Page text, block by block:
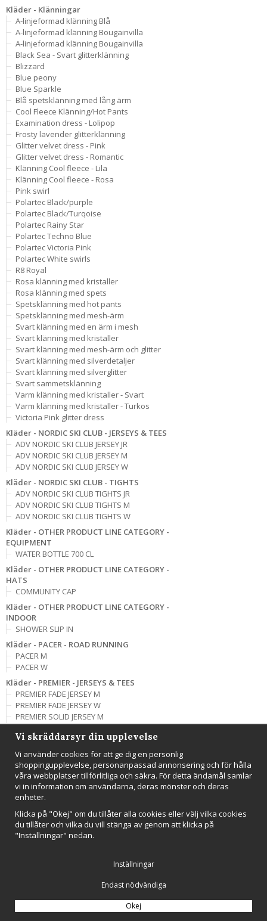
Kläder - Klänningar
A-linjeformad klänning Blå
A-linjeformad klänning Bougainvilla
A-linjeformad klänning Bougainvilla
Black Sea - Svart glitterklänning
Blizzard
Blue peony
Blue Sparkle
Blå spetsklänning med lång ärm
Cool Fleece Klänning/Hot Pants
Examination dress - Lolipop
Frosty lavender glitterklänning
Glitter velvet dress - Pink
Glitter velvet dress - Romantic
Klänning Cool fleece - Lila
Klänning Cool fleece - Rosa
Pink swirl
Polartec Black/purple
Polartec Black/Turqoise
Polartec Rainy Star
Polartec Techno Blue
Polartec Victoria Pink
Polartec White swirls
R8 Royal
Rosa klänning med kristaller
Rosa klänning med spets
Spetsklänning med hot pants
Spetsklänning med mesh-ärm
Svart klänning med en ärm i mesh
Svart klänning med kristaller
Svart klänning med mesh-ärm och glitter
Svart klänning med silverdetaljer
Svart klänning med silverglitter
Svart sammetsklänning
Varm klänning med kristaller - Svart
Varm klänning med kristaller - Turkos
Victoria Pink glitter dress
Kläder - NORDIC SKI CLUB - JERSEYS & TEES
ADV NORDIC SKI CLUB JERSEY JR
ADV NORDIC SKI CLUB JERSEY M
ADV NORDIC SKI CLUB JERSEY W
Kläder - NORDIC SKI CLUB - TIGHTS
ADV NORDIC SKI CLUB TIGHTS JR
ADV NORDIC SKI CLUB TIGHTS M
ADV NORDIC SKI CLUB TIGHTS W
Kläder - OTHER PRODUCT LINE CATEGORY -
EQUIPMENT
WATER BOTTLE 700 CL
Kläder - OTHER PRODUCT LINE CATEGORY -
HATS
COMMUNITY CAP
Kläder - OTHER PRODUCT LINE CATEGORY -
INDOOR
SHOWER SLIP IN
Kläder - PACER - ROAD RUNNING
PACER M
PACER W
Kläder - PREMIER - JERSEYS & TEES
PREMIER FADE JERSEY M
PREMIER FADE JERSEY W
PREMIER SOLID JERSEY M
PREMIER SOLID JERSEY W
Kläder - PREMIER - SHORTS
PREMIER SHORTS M
PREMIER SHORTS W
Kläder - PRO CONTROL - BAGS
PRO CONTROL 2 LAYER EQUIPMENT BIG BAG
PRO CONTROL BALL BAG
PRO CONTROL EQUIPMENT BAG
Kläder - PRO CONTROL - HATS
Kläder - PRO CONTROL - JACKETS & VESTS
PRO CONTROL HOOD JACKET JR
PRO CONTROL HOOD JACKET M
Vi skräddarsyr din upplevelse
Vi använder cookies för att ge dig en personlig
shoppingupplevelse, personanpassad annonsering och för hålla
våra webbplatser tillförlitliga och säkra. För detta ändamål samlar
vi in information om användarna, deras mönster och deras
enheter.
Klicka på "Okej" om du tillåter alla cookies eller välj vilka cookies
du tillåter och vilka du vill stänga av genom att klicka på
"Inställningar" nedan.
Inställningar
Endast nödvändiga
Okej